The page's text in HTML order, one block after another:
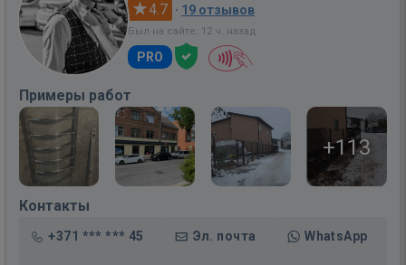
4.7 · 19 отзывов
Был на сайте: 12 ч. назад
PRO
Примеры работ
+113
Контакты
+371 *** *** 45 Эл. почта WhatsApp